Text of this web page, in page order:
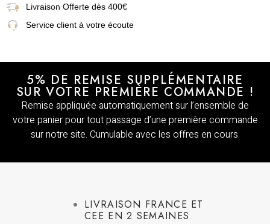
Livraison Offerte dès 400€
Service client à votre écoute
5% DE REMISE SUPPLÉMENTAIRE
SUR VOTRE PREMIÈRE COMMANDE !
Remise appliquée automatiquement sur l’ensemble de
votre panier pour tout passage d’une première commande
sur notre site. Cumulable avec les offres en cours.
LIVRAISON FRANCE ET
CEE EN 2 SEMAINES